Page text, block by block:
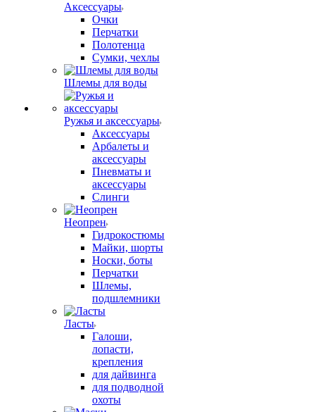
Аксессуары
Очки
Перчатки
Полотенца
Сумки, чехлы
Шлемы для воды
Ружья и аксессуары
Аксессуары
Арбалеты и
аксессуары
Пневматы и
аксессуары
Слинги
Неопрен
Гидрокостюмы
Майки, шорты
Носки, боты
Перчатки
Шлемы,
подшлемники
Ласты
Галоши,
лопасти,
крепления
для дайвинга
для подводной
охоты